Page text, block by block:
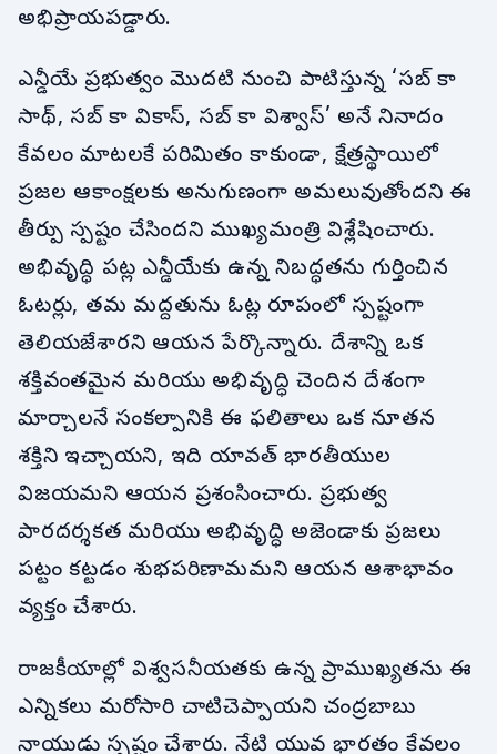
అభిప్రాయపడ్డారు.
ఎన్డీయే ప్రభుత్వం మొదటి నుంచి పాటిస్తున్న ‘సబ్ కా
సాథ్, సబ్ కా వికాస్, సబ్ కా విశ్వాస్’ అనే నినాదం
కేవలం మాటలకే పరిమితం కాకుండా, క్షేత్రస్థాయిలో
ప్రజల ఆకాంక్షలకు అనుగుణంగా అమలువుతోందని ఈ
తీర్పు స్పష్టం చేసిందని ముఖ్యమంత్రి విశ్లేషించారు.
అభివృద్ధి పట్ల ఎన్డీయేకు ఉన్న నిబద్ధతను గుర్తించిన
ఓటర్లు, తమ మద్దతును ఓట్ల రూపంలో స్పష్టంగా
తెలియజేశారని ఆయన పేర్కొన్నారు. దేశాన్ని ఒక
శక్తివంతమైన మరియు అభివృద్ధి చెందిన దేశంగా
మార్చాలనే సంకల్పానికి ఈ ఫలితాలు ఒక నూతన
శక్తిని ఇచ్చాయని, ఇది యావత్ భారతీయుల
విజయమని ఆయన ప్రశంసించారు. ప్రభుత్వ
పారదర్శకత మరియు అభివృద్ధి అజెండాకు ప్రజలు
పట్టం కట్టడం శుభపరిణామమని ఆయన ఆశాభావం
వ్యక్తం చేశారు.
రాజకీయాల్లో విశ్వసనీయతకు ఉన్న ప్రాముఖ్యతను ఈ
ఎన్నికలు మరోసారి చాటిచెప్పాయని చంద్రబాబు
నాయుడు స్పష్టం చేశారు. నేటి యువ భారతం కేవలం